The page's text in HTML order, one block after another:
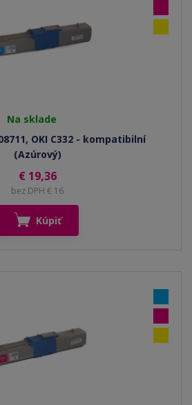
Na sklade
OKI C332 - kompatibilní
(Azúrový)
€ 19,36
bez DPH € 16
Kúpiť